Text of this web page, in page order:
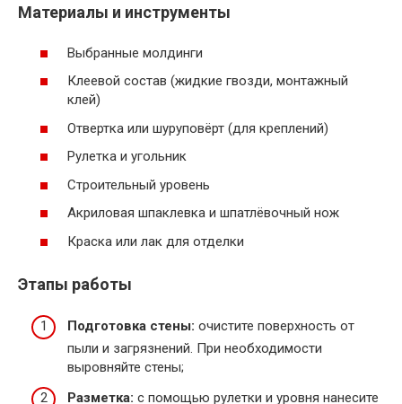
Материалы и инструменты
Выбранные молдинги
Клеевой состав (жидкие гвозди, монтажный
клей)
Отвертка или шуруповёрт (для креплений)
Рулетка и угольник
Строительный уровень
Акриловая шпаклевка и шпатлёвочный нож
Краска или лак для отделки
Этапы работы
Подготовка стены: очистите поверхность от
пыли и загрязнений. При необходимости
выровняйте стены;
Разметка: с помощью рулетки и уровня нанесите